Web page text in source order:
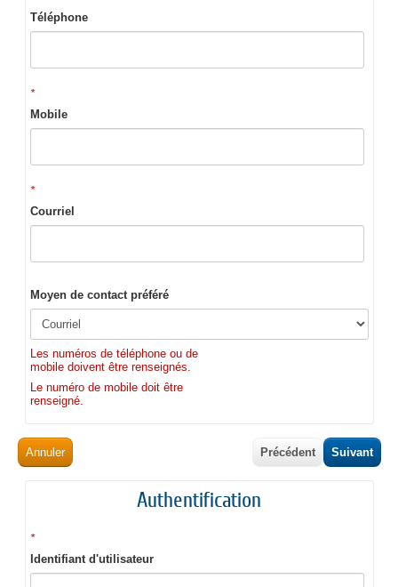
Téléphone
*
Mobile
*
Courriel
Moyen de contact préféré
Les numéros de téléphone ou de
mobile doivent être renseignés.
Le numéro de mobile doit être
renseigné.
Annuler Suivant
Précédent
Authentification
*
Identifiant d'utilisateur